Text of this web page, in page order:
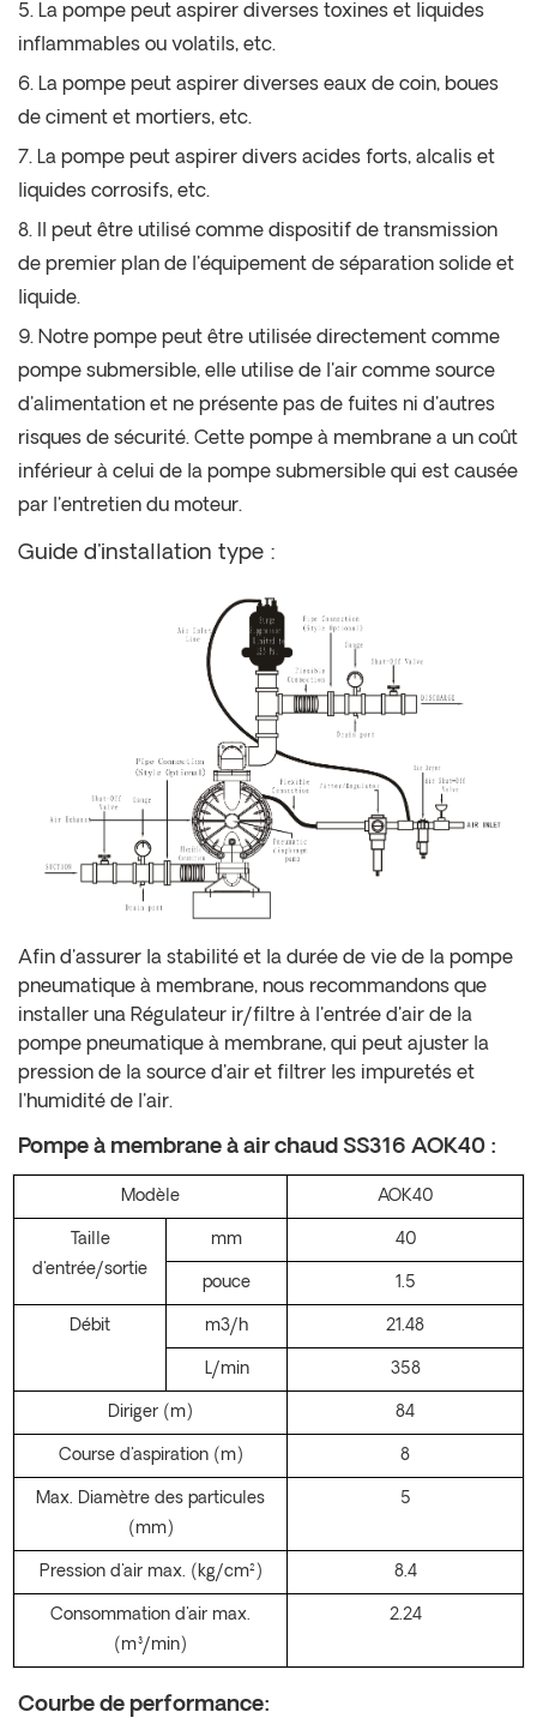
5. La pompe peut aspirer diverses toxines et liquides
inflammables ou volatils, etc.
6. La pompe peut aspirer diverses eaux de coin, boues
de ciment et mortiers, etc.
7. La pompe peut aspirer divers acides forts, alcalis et
liquides corrosifs, etc.
8. Il peut être utilisé comme dispositif de transmission
de premier plan de l'équipement de séparation solide et
liquide.
9. Notre pompe peut être utilisée directement comme
pompe submersible, elle utilise de l'air comme source
d'alimentation et ne présente pas de fuites ni d'autres
risques de sécurité. Cette pompe à membrane a un coût
inférieur à celui de la pompe submersible qui est causée
par l'entretien du moteur.
Guide d'installation type :
Afin d'assurer la stabilité et la durée de vie de la pompe
pneumatique à membrane, nous recommandons que
installer una Régulateur ir/filtre à l'entrée d'air de la
pompe pneumatique à membrane, qui peut ajuster la
pression de la source d'air et filtrer les impuretés et
l'humidité de l'air.
Pompe à membrane à air chaud SS316 AOK40 :
Modèle AOK40
Taille
d'entrée/sortie
mm 40
pouce 1.5
Débit m3/h 21.48
L/min 358
Diriger (m) 84
Course d'aspiration(m) 8
Max. Diamètre des particules
(mm)
5
Pression d'air max. (kg/cm²) 8.4
Consommation d'air max.
(m³/min)
2.24
Courbe de performance: